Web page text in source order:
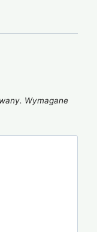
Wymagane